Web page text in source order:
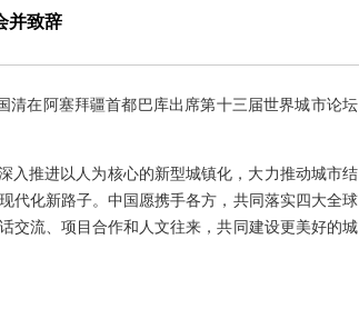
并致辞
清在阿塞拜疆首都巴库出席第十三届世界城市论坛
入推进以人为核心的新型城镇化，大力推动城市结
代化新路子。中国愿携手各方，共同落实四大全球
交流、项目合作和人文往来，共同建设更美好的城